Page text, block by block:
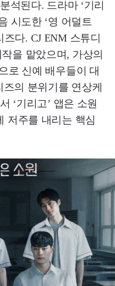
석된다. 드라마 ‘기리
시도한 ‘영 어덜트
즈다. CJ ENM 스튜디
을 맡았으며, 가상의
로 신예 배우들이 대
즈의 분위기를 연상케
‘기리고’ 앱은 소원
저주를 내리는 핵심